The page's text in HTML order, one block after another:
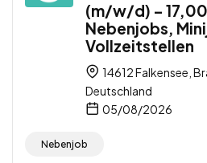
(m/w/d) –
Nebenjobs,
Vollzeitstellen
14612 Falkensee,
Deutschland
05/08/2026
Nebenjob